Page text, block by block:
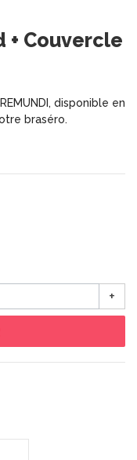
+ Couvercle
disponible en
braséro.
+